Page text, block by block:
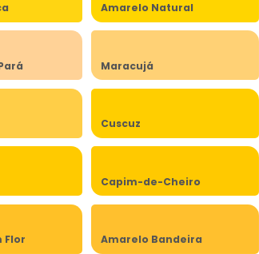
Amarelo Natural
Maracujá
Cuscuz
Capim-de-Cheiro
Flor Amarelo Bandeira